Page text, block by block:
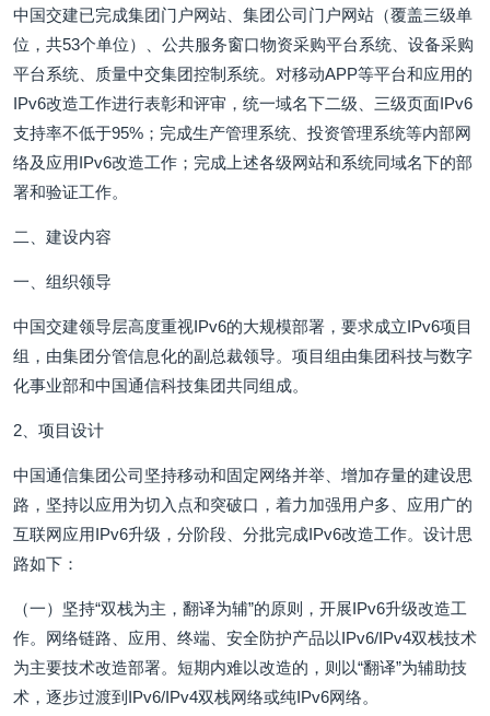
中国交建已完成集团门户网站、集团公司门户网站（覆盖三级单
位，共53个单位）、公共服务窗口物资采购平台系统、设备采购
平台系统、质量中交集团控制系统。对移动APP等平台和应用的
IPv6改造工作进行表彰和评审，统一域名下二级、三级页面IPv6
支持率不低于95%；完成生产管理系统、投资管理系统等内部网
络及应用IPv6改造工作；完成上述各级网站和系统同域名下的部
署和验证工作。
二、建设内容
一、组织领导
中国交建领导层高度重视IPv6的大规模部署，要求成立IPv6项目
组，由集团分管信息化的副总裁领导。项目组由集团科技与数字
化事业部和中国通信科技集团共同组成。
2、项目设计
中国通信集团公司坚持移动和固定网络并举、增加存量的建设思
路，坚持以应用为切入点和突破口，着力加强用户多、应用广的
互联网应用IPv6升级，分阶段、分批完成IPv6改造工作。设计思
路如下：
（一）坚持“双栈为主，翻译为辅”的原则，开展IPv6升级改造工
作。网络链路、应用、终端、安全防护产品以IPv6/IPv4双栈技术
为主要技术改造部署。短期内难以改造的，则以“翻译”为辅助技
术，逐步过渡到IPv6/IPv4双栈网络或纯IPv6网络。